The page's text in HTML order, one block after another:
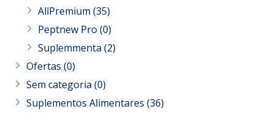
AllPremium (35)
Peptnew Pro (0)
Suplemmenta (2)
Ofertas (0)
Sem categoria (0)
Suplementos Alimentares (36)